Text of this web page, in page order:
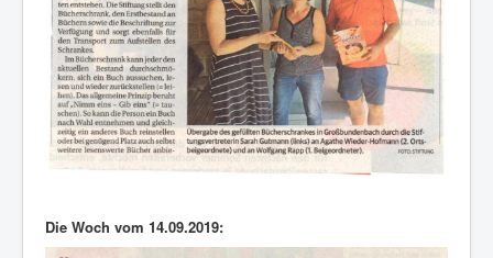
Die Woch vom 14.09.2019: